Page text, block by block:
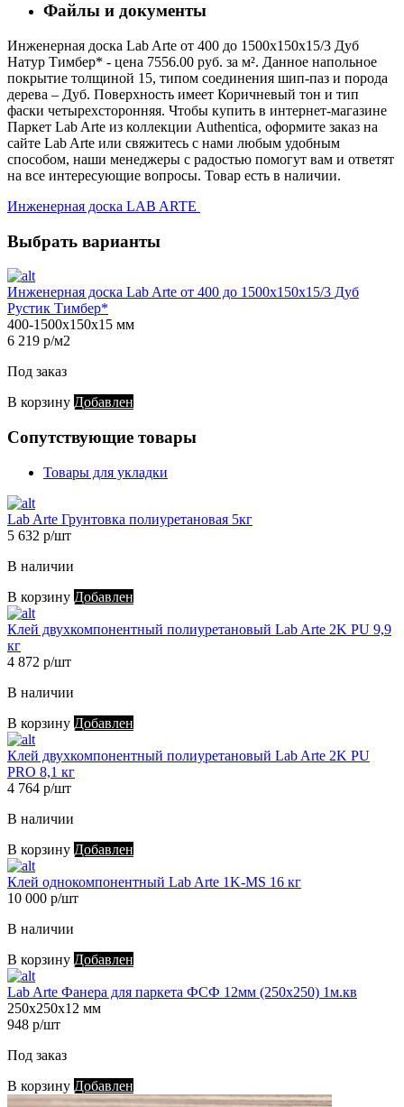
Файлы и документы
Инженерная доска Lab Arte от 400 до 1500х150х15/3 Дуб
Натур Тимбер* - цена 7556.00 руб. за м². Данное напольное
покрытие толщиной 15, типом соединения шип-паз и порода
дерева – Дуб. Поверхность имеет Коричневый тон и тип
фаски четырехсторонняя. Чтобы купить в интернет-магазине
Паркет Lab Arte из коллекции Authentica, оформите заказ на
сайте Lab Arte или свяжитесь с нами любым удобным
способом, наши менеджеры с радостью помогут вам и ответят
на все интересующие вопросы. Товар есть в наличии.
Инженерная доска LAB ARTE
Выбрать варианты
Инженерная доска Lab Arte от 400 до 1500х150х15/3 Дуб
Рустик Тимбер*
400-1500х150х15 мм
6 219 р/м2
Под заказ
В корзину Добавлен
Сопутствующие товары
Товары для укладки
Lab Arte Грунтовка полиуретановая 5кг
5 632 р/шт
В наличии
В корзину Добавлен
Клей двухкомпонентный полиуретановый Lab Arte 2K PU 9,9
кг
4 872 р/шт
В наличии
В корзину Добавлен
Клей двухкомпонентный полиуретановый Lab Arte 2K PU
PRO 8,1 кг
4 764 р/шт
В наличии
В корзину Добавлен
Клей однокомпонентный Lab Arte 1K-MS 16 кг
10 000 р/шт
В наличии
В корзину Добавлен
Lab Arte Фанера для паркета ФСФ 12мм (250х250) 1м.кв
250х250х12 мм
948 р/шт
Под заказ
В корзину Добавлен